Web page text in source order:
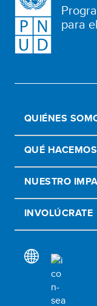
para
QUIÉNES
QUÉ HACEMOS
NUESTRO
INVOLÚCRATE